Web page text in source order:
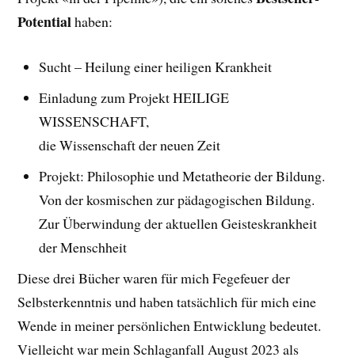
Potentialhaben:
Sucht – Heilung einer heiligen Krankheit
Einladung zum Projekt HEILIGE
WISSENSCHAFT,
die Wissenschaft der neuen Zeit
Projekt: Philosophie und Metatheorie der Bildung.
Von der kosmischen zur pädagogischen Bildung.
Zur Überwindung der aktuellen Geisteskrankheit
der Menschheit
Diese drei Bücher waren für mich Fegefeuer der
Selbsterkenntnis und haben tatsächlich für mich eine
Wende in meiner persönlichen Entwicklung bedeutet.
Vielleicht war mein Schlaganfall August 2023 als